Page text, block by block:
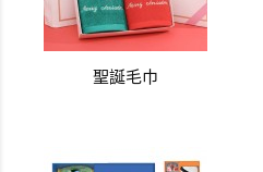
聖誕毛巾